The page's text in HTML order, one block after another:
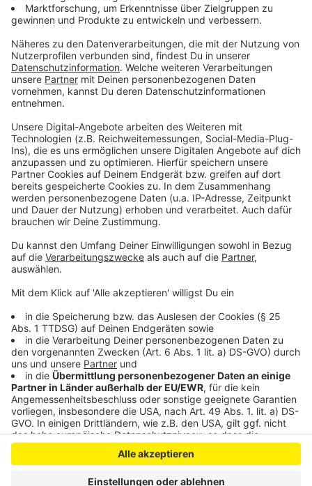
Anzeige
unter quartier@wgl-lev.de
Weitere Meldungen aus Leverkusen
Anzeige
Brauchen Leverkusener Einrichtungen wieder
Zivildienstler?
Rhein bei Leverkusen: DLRG übt Personenrettung
Bowlingcenter für Leverkusen: Neues Leben für die
Innenstadt
Anzeige
Anzeige